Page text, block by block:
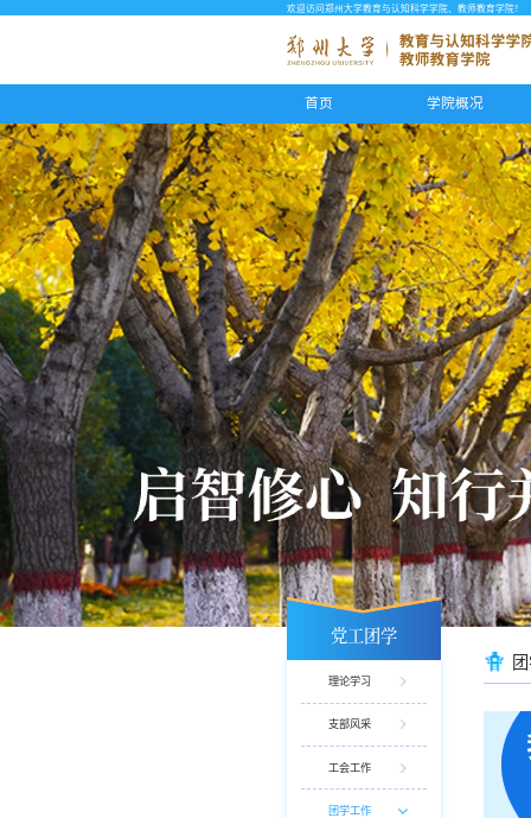
欢迎访问郑州大学教育与认知科学学院、教师教育学院！
首页 学院概况
党工团学
理论学习
支部风采
工会工作
团学工作